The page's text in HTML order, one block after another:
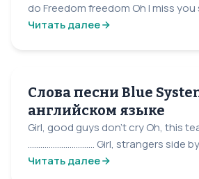
do Freedom freedom Oh I miss you
Читать далее
Слова песни Blue
английском языке
Girl, good guys don't cry Oh, this
................................ Girl, strangers side
Читать далее